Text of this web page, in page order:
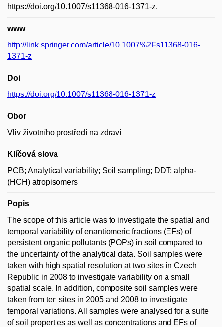
https://doi.org/10.1007/s11368-016-1371-z.
www
http://link.springer.com/article/10.1007%2Fs11368-016-
1371-z
Doi
https://doi.org/10.1007/s11368-016-1371-z
Obor
Vliv životního prostředí na zdraví
Klíčová slova
PCB; Analytical variability; Soil sampling; DDT; alpha-
(HCH) atropisomers
Popis
The scope of this article was to investigate the spatial and
temporal variability of enantiomeric fractions (EFs) of
persistent organic pollutants (POPs) in soil compared to
the uncertainty of the analytical data. Soil samples were
taken with high spatial resolution at two sites in Czech
Republic in 2008 to investigate variability on a small
spatial scale. In addition, composite soil samples were
taken from ten sites in 2005 and 2008 to investigate
temporal variations. All samples were analysed for a suite
of soil properties as well as concentrations and EFs of